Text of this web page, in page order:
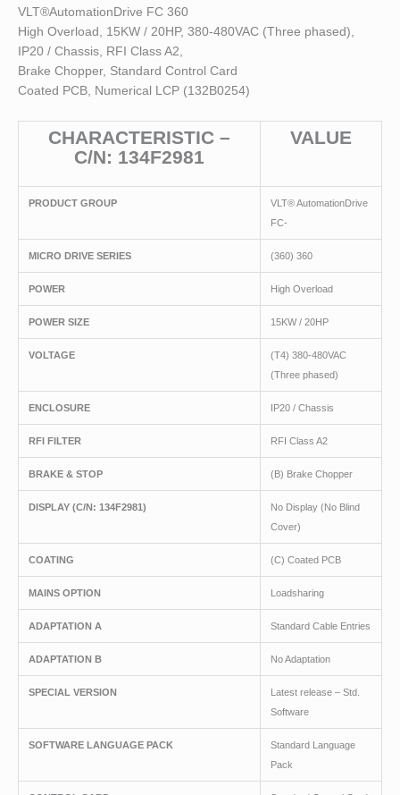
VLT®AutomationDrive FC 360
High Overload, 15KW / 20HP, 380-480VAC (Three phased),
IP20 / Chassis, RFI Class A2,
Brake Chopper, Standard Control Card
Coated PCB, Numerical LCP (132B0254)
CHARACTERISTIC –
C/N: 134F2981
VALUE
PRODUCT GROUP
VLT® AutomationDrive
FC-
MICRO DRIVE SERIES (360) 360
POWER High Overload
POWER SIZE 15KW / 20HP
VOLTAGE
(T4) 380-480VAC
(Three phased)
ENCLOSURE IP20 / Chassis
RFI FILTER RFI Class A2
BRAKE & STOP (B) Brake Chopper
DISPLAY (C/N: 134F2981)
No Display (No Blind
Cover)
COATING (C) Coated PCB
MAINS OPTION Loadsharing
ADAPTATION A Standard Cable Entries
ADAPTATION B No Adaptation
SPECIAL VERSION
Latest release – Std.
Software
SOFTWARE LANGUAGE PACK
Standard Language
Pack